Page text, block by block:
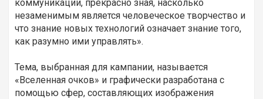
коммуникации, прекрасно зная, насколько
незаменимым является человеческое творчество и
что знание новых технологий означает знание того,
как разумно ими управлять».
Тема, выбранная для кампании, называется
«Вселенная очков» и графически разработана с
помощью сфер, составляющих изображения